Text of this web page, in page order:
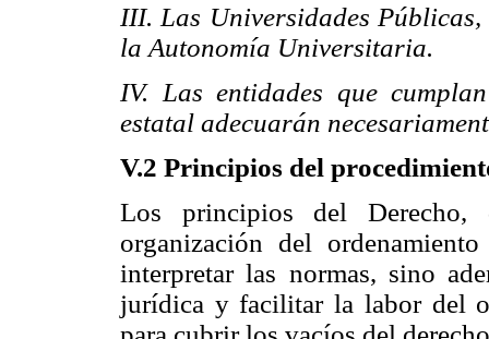
III. Las Universidades
la Autonomía Universitaria.
IV. Las entidades que
estatal adecuarán
V.2 Principios del
Los principios del Derecho,
organización del
interpretar las normas, sino
jurídica y facilitar la labor del